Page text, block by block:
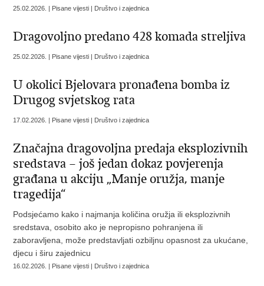
25.02.2026. | Pisane vijesti | Društvo i zajednica
Dragovoljno predano 428 komada streljiva
25.02.2026. | Pisane vijesti | Društvo i zajednica
U okolici Bjelovara pronađena bomba iz
Drugog svjetskog rata
17.02.2026. | Pisane vijesti | Društvo i zajednica
Značajna dragovoljna predaja eksplozivnih
sredstava – još jedan dokaz povjerenja
građana u akciju „Manje oružja, manje
tragedija“
Podsjećamo kako i najmanja količina oružja ili eksplozivnih
sredstava, osobito ako je nepropisno pohranjena ili
zaboravljena, može predstavljati ozbiljnu opasnost za ukućane,
djecu i širu zajednicu
16.02.2026. | Pisane vijesti | Društvo i zajednica